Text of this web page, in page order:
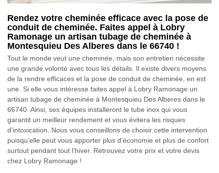
Rendez votre cheminée efficace avec la pose de
conduit de cheminée. Faites appel à Lobry
Ramonage un artisan tubage de cheminée à
Montesquieu Des Alberes dans le 66740 !
Tout le monde veut une cheminée, mais son entretien nécessite
une grande volonté avec tous les détails. Il existe divers moyens
de la rendre efficaces et la pose de conduit de cheminée, en est
une. Si elle vous intéresse faites appel à Lobry Ramonage un
artisan tubage de cheminée à Montesquieu Des Alberes dans le
66740. Ainsi, ses équipes installeront le tube inox qui vous
garantit un meilleur rendement et vous évitera les risques
d’intoxication. Nous vous conseillons de choisir cette intervention
puisqu’elle peut vous apporter plus d’économie et plus de confort
surtout pendant tout l’hiver. Retrouvez votre prix et votre devis
chez Lobry Ramonage !